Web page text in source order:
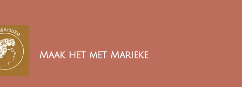
Maak het met Marieke